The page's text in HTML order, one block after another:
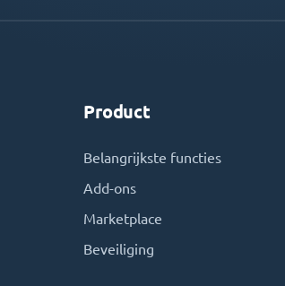
Product
Belangrijkste functies
Add-ons
Marketplace
Beveiliging